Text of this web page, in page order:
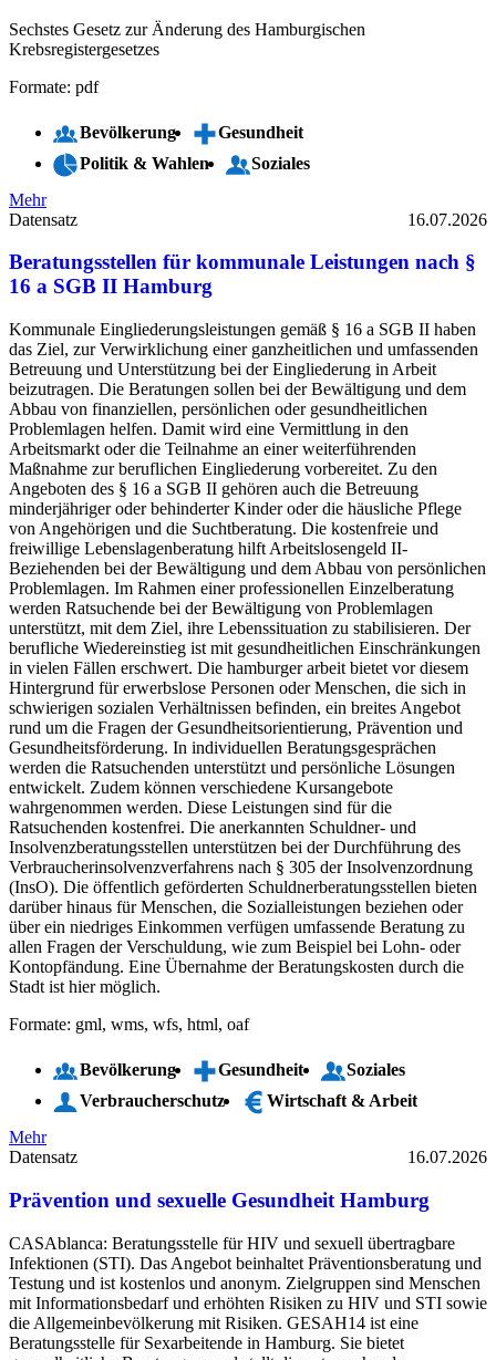
Sechstes Gesetz zur Änderung des Hamburgischen
Krebsregistergesetzes
Formate: pdf
Bevölkerung
Gesundheit
Politik & Wahlen
Soziales
Mehr
Datensatz
16.07.2026
Beratungsstellen für kommunale Leistungen nach §
16 a SGB II Hamburg
Kommunale Eingliederungsleistungen gemäß § 16 a SGB II haben
das Ziel, zur Verwirklichung einer ganzheitlichen und umfassenden
Betreuung und Unterstützung bei der Eingliederung in Arbeit
beizutragen. Die Beratungen sollen bei der Bewältigung und dem
Abbau von finanziellen, persönlichen oder gesundheitlichen
Problemlagen helfen. Damit wird eine Vermittlung in den
Arbeitsmarkt oder die Teilnahme an einer weiterführenden
Maßnahme zur beruflichen Eingliederung vorbereitet. Zu den
Angeboten des § 16 a SGB II gehören auch die Betreuung
minderjähriger oder behinderter Kinder oder die häusliche Pflege
von Angehörigen und die Suchtberatung. Die kostenfreie und
freiwillige Lebenslagenberatung hilft Arbeitslosengeld II-
Beziehenden bei der Bewältigung und dem Abbau von persönlichen
Problemlagen. Im Rahmen einer professionellen Einzelberatung
werden Ratsuchende bei der Bewältigung von Problemlagen
unterstützt, mit dem Ziel, ihre Lebenssituation zu stabilisieren. Der
berufliche Wiedereinstieg ist mit gesundheitlichen Einschränkungen
in vielen Fällen erschwert. Die hamburger arbeit bietet vor diesem
Hintergrund für erwerbslose Personen oder Menschen, die sich in
schwierigen sozialen Verhältnissen befinden, ein breites Angebot
rund um die Fragen der Gesundheitsorientierung, Prävention und
Gesundheitsförderung. In individuellen Beratungsgesprächen
werden die Ratsuchenden unterstützt und persönliche Lösungen
entwickelt. Zudem können verschiedene Kursangebote
wahrgenommen werden. Diese Leistungen sind für die
Ratsuchenden kostenfrei. Die anerkannten Schuldner- und
Insolvenzberatungsstellen unterstützen bei der Durchführung des
Verbraucherinsolvenzverfahrens nach § 305 der Insolvenzordnung
(InsO). Die öffentlich geförderten Schuldnerberatungsstellen bieten
darüber hinaus für Menschen, die Sozialleistungen beziehen oder
über ein niedriges Einkommen verfügen umfassende Beratung zu
allen Fragen der Verschuldung, wie zum Beispiel bei Lohn- oder
Kontopfändung. Eine Übernahme der Beratungskosten durch die
Stadt ist hier möglich.
Formate: gml, wms, wfs, html, oaf
Bevölkerung Gesundheit
Soziales
Verbraucherschutz
Wirtschaft & Arbeit
Mehr
Datensatz
16.07.2026
Prävention und sexuelle Gesundheit Hamburg
CASAblanca: Beratungsstelle für HIV und sexuell übertragbare
Infektionen (STI). Das Angebot beinhaltet Präventionsberatung und
Testung und ist kostenlos und anonym. Zielgruppen sind Menschen
mit Informationsbedarf und erhöhten Risiken zu HIV und STI sowie
die Allgemeinbevölkerung mit Risiken. GESAH14 ist eine
Beratungsstelle für Sexarbeitende in Hamburg. Sie bietet